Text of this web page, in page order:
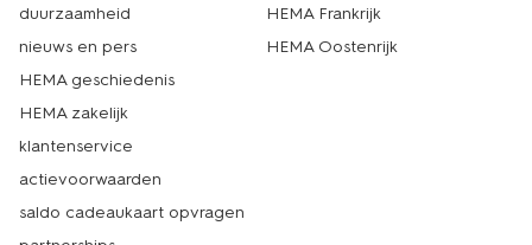
duurzaamheid
nieuws en pers
HEMA geschiedenis
HEMA zakelijk
klantenservice
actievoorwaarden
saldo cadeaukaart opvragen
HEMA Frankrijk
HEMA Oostenrijk